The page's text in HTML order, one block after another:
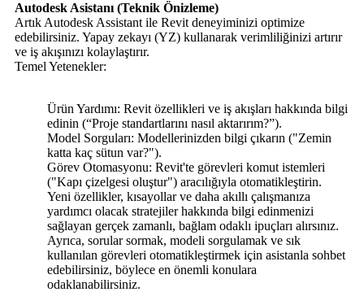
Autodesk Asistanı (Teknik Önizleme)
Artık Autodesk Assistant ile Revit deneyiminizi optimize
edebilirsiniz. Yapay zekayı (YZ) kullanarak verimliliğinizi artırır
ve iş akışınızı kolaylaştırır.
Temel Yetenekler:
Ürün Yardımı: Revit özellikleri ve iş akışları hakkında bilgi
edinin (“Proje standartlarını nasıl aktarırım?”).
Model Sorguları: Modellerinizden bilgi çıkarın ("Zemin
katta kaç sütun var?").
Görev Otomasyonu: Revit'te görevleri komut istemleri
("Kapı çizelgesi oluştur") aracılığıyla otomatikleştirin.
Yeni özellikler, kısayollar ve daha akıllı çalışmanıza
yardımcı olacak stratejiler hakkında bilgi edinmenizi
sağlayan gerçek zamanlı, bağlam odaklı ipuçları alırsınız.
Ayrıca, sorular sormak, modeli sorgulamak ve sık
kullanılan görevleri otomatikleştirmek için asistanla sohbet
edebilirsiniz, böylece en önemli konulara
odaklanabilirsiniz.